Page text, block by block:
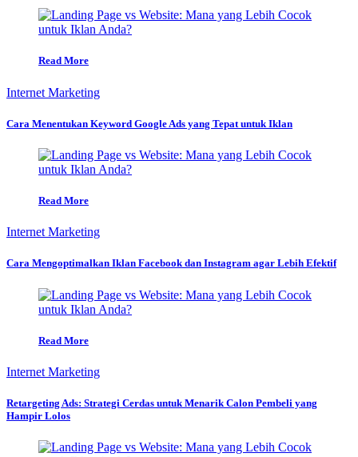
Read More
Internet Marketing
Cara Menentukan Keyword Google Ads yang Tepat untuk Iklan
Read More
Internet Marketing
Cara Mengoptimalkan Iklan Facebook dan Instagram agar Lebih Efektif
Read More
Internet Marketing
Retargeting Ads: Strategi Cerdas untuk Menarik Calon Pembeli yang
Hampir Lolos